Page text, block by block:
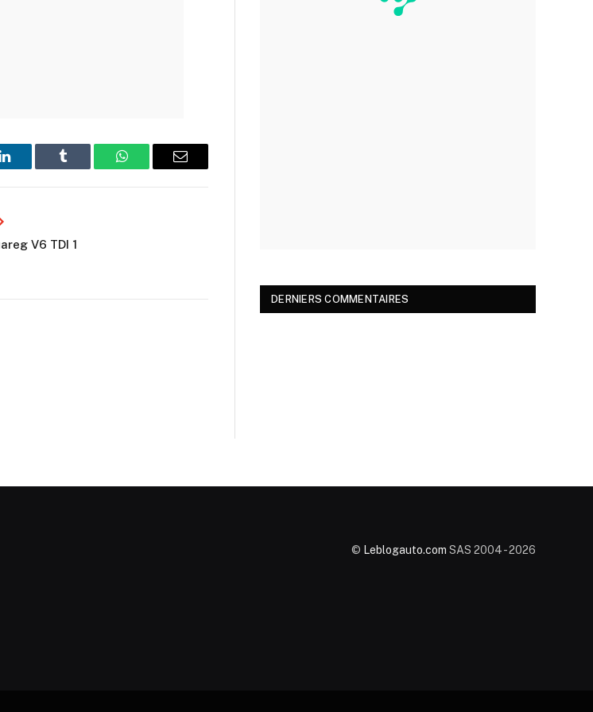
LinkedIn Tumblr WhatsAppEmail
V6 TDI 1
DERNIERS COMMENTAIRES
© Leblogauto.com SAS 2004 - 2026